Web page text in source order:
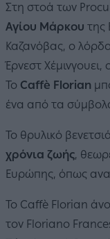
Στη στοά των
Αγίου Μάρκου της
Καζανόβας, ο
Έρνεστ Χέμινγουει,
Το Caffè Florian
ένα από τα
Το θρυλικό
χρόνια ζωής,
Ευρώπης, όπως
Το Caffè Florian
τον Floriano